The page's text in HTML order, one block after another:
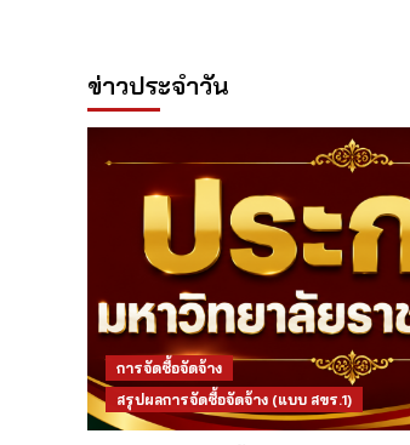
ข่าวประจำวัน
การจัดซื้อจัดจ้าง
สรุปผลการจัดซื้อจัดจ้าง (แบบ สขร.1)